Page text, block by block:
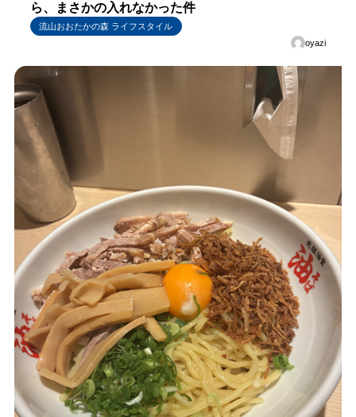
ら、まさかの入れなかった件
流山おおたかの森 ライフスタイル
oyazi